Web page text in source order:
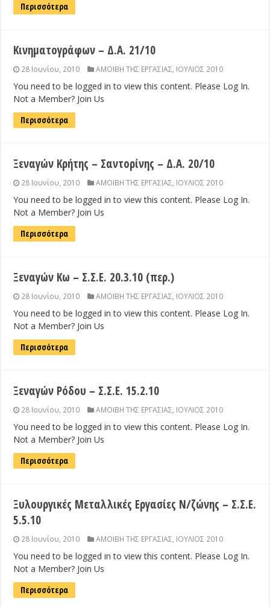
Περισσότερα
Κινηματογράφων – Δ.Α. 21/10
28 Ιουνίου, 2010 ΑΜΟΙΒΗ ΤΗΣ ΕΡΓΑΣΙΑΣ, ΙΟΥΛΙΟΣ 2010
You need to be logged in to view this content. Please Log In.
Not a Member? Join Us
Περισσότερα
Ξεναγών Κρήτης – Σαντορίνης – Δ.Α. 20/10
28 Ιουνίου, 2010 ΑΜΟΙΒΗ ΤΗΣ ΕΡΓΑΣΙΑΣ, ΙΟΥΛΙΟΣ 2010
You need to be logged in to view this content. Please Log In.
Not a Member? Join Us
Περισσότερα
Ξεναγών Κω – Σ.Σ.Ε. 20.3.10 (περ.)
28 Ιουνίου, 2010 ΑΜΟΙΒΗ ΤΗΣ ΕΡΓΑΣΙΑΣ, ΙΟΥΛΙΟΣ 2010
You need to be logged in to view this content. Please Log In.
Not a Member? Join Us
Περισσότερα
Ξεναγών Ρόδου – Σ.Σ.Ε. 15.2.10
28 Ιουνίου, 2010 ΑΜΟΙΒΗ ΤΗΣ ΕΡΓΑΣΙΑΣ, ΙΟΥΛΙΟΣ 2010
You need to be logged in to view this content. Please Log In.
Not a Member? Join Us
Περισσότερα
Ξυλουργικές Μεταλλικές Εργασίες Ν/ζώνης – Σ.Σ.Ε.
5.5.10
28 Ιουνίου, 2010 ΑΜΟΙΒΗ ΤΗΣ ΕΡΓΑΣΙΑΣ, ΙΟΥΛΙΟΣ 2010
You need to be logged in to view this content. Please Log In.
Not a Member? Join Us
Περισσότερα